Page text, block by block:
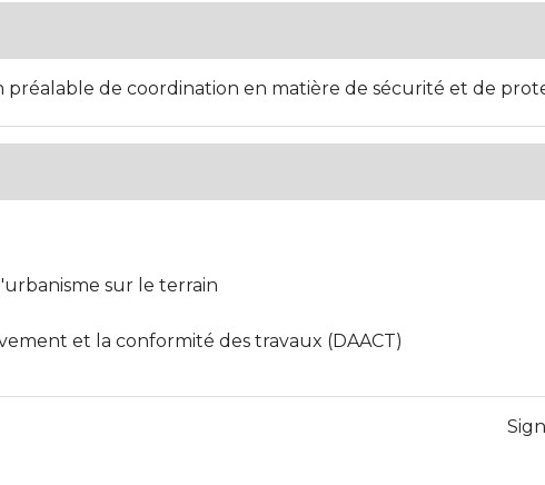
de coordination en matière de sécurité et de
sur le terrain
et la conformité des travaux (DAACT)